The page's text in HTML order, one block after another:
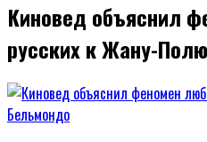
Киновед объяснил
русских к Жану-